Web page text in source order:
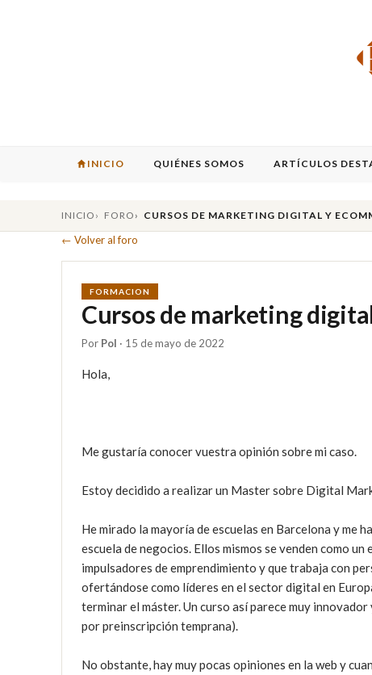
INICIO QUIÉNES SOMOS ARTÍCULOS
INICIO FORO CURSOS DE MARKETING DIGITAL Y
← Volver al foro
FORMACION
Cursos de marketing
Por Pol · 15 de mayo de 2022
Hola,
Me gustaría conocer vuestra opinión sobre mi caso.
Estoy decidido a realizar un Master sobre Digital
He mirado la mayoría de escuelas en Barcelona y me
escuela de negocios. Ellos mismos se venden como
impulsadores de emprendimiento y que trabaja con
ofertándose como líderes en el sector digital en
terminar el máster. Un curso así parece muy
por preinscripción temprana).
No obstante, hay muy pocas opiniones en la web y